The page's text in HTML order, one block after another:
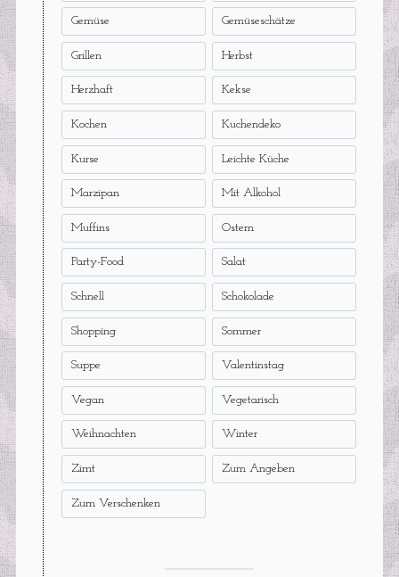
Gemüse Gemüseschätze
Grillen Herbst
Herzhaft Kekse
Kochen Kuchendeko
Kurse Leichte Küche
Marzipan Mit Alkohol
Muffins Ostern
Party-Food Salat
Schnell Schokolade
Shopping Sommer
Suppe Valentinstag
Vegan Vegetarisch
Weihnachten Winter
Zimt Zum Angeben
Zum Verschenken